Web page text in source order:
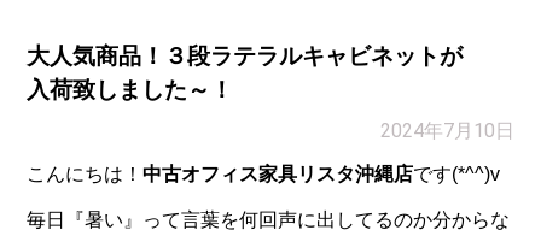
大人気商品！３段ラテラルキャビネットが
入荷致しました～！
2024年7月10日
こんにちは！中古オフィス家具リスタ沖縄店です(*^^)v
毎日『暑い』って言葉を何回声に出してるのか分からな